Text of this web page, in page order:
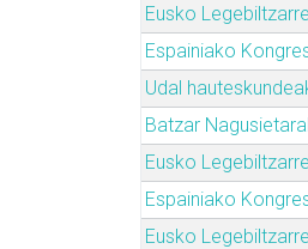
Eusko
Espainiako
Udal
Batzar
Eusko
Espainiako
Eusko